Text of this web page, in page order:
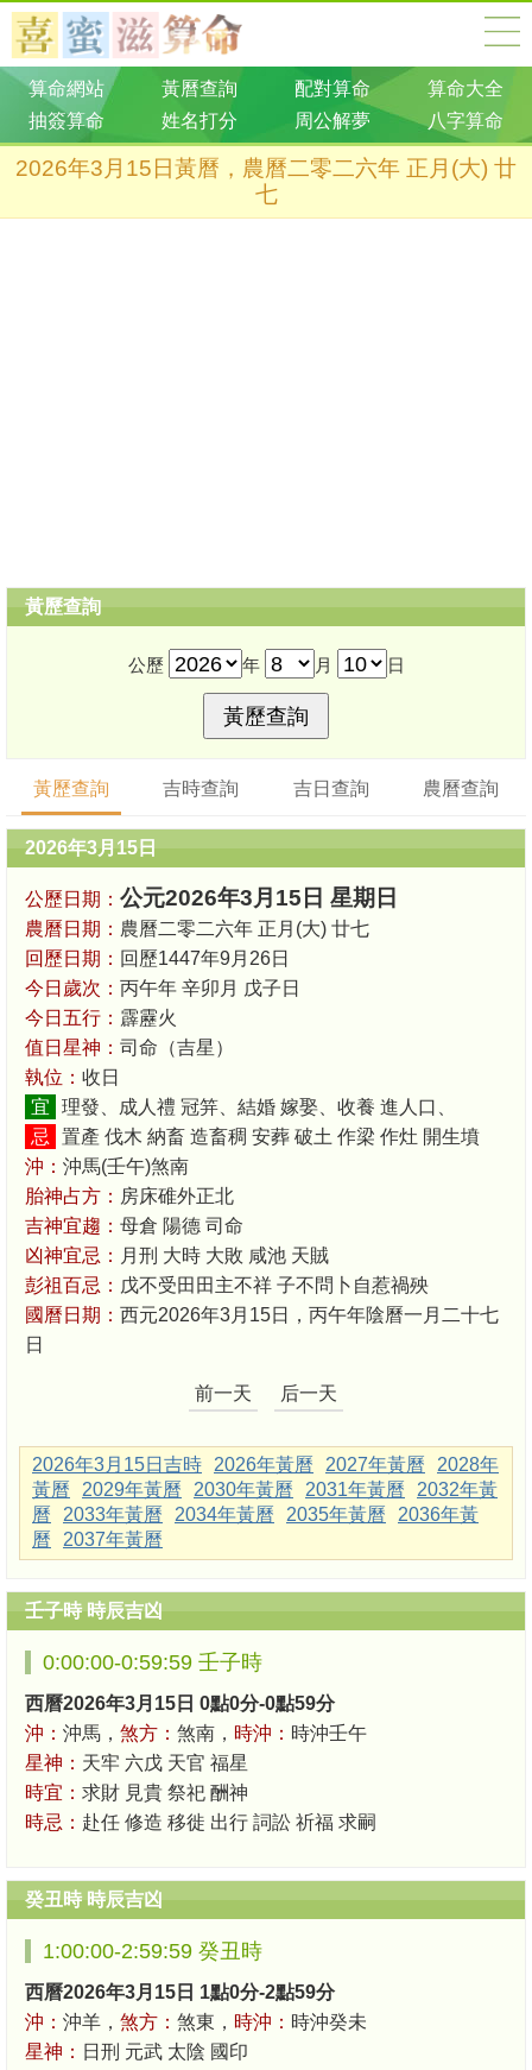
算命網站 黃曆查詢 配對算命
算命大全
抽簽算命
姓名打分 周公解夢 八字算命
2026年3月15日黃曆，農曆二零二六年 正月(大) 廿
七
黃歷查詢
公歷 年 月 日
黃歷查詢 吉時查詢 吉日查詢 農曆查詢
2026年3月15日
公歷日期： 公元2026年3月15日 星期日
農曆日期： 農曆二零二六年 正月(大) 廿七
回歷日期： 回歷1447年9月26日
今日歲次： 丙午年 辛卯月 戊子日
今日五行： 霹靂火
值日星神： 司命（吉星）
執位： 收日
宜
理發、成人禮 冠笄、結婚 嫁娶、收養 進人口、
忌
置產 伐木 納畜 造畜稠 安葬 破土 作梁 作灶 開生墳
沖： 沖馬(壬午)煞南
胎神占方： 房床碓外正北
吉神宜趨： 母倉 陽德 司命
凶神宜忌： 月刑 大時 大敗 咸池 天賊
彭祖百忌： 戊不受田田主不祥 子不問卜自惹禍殃
國曆日期： 西元2026年3月15日，丙午年陰曆一月二十七
日
前一天 后一天
2026年3月15日吉時 2026年黃曆 2027年黃曆
2028年
黃曆
2029年黃曆 2030年黃曆 2031年黃曆
2032年黃
曆
2033年黃曆 2034年黃曆 2035年黃曆
2036年黃
曆
2037年黃曆
壬子時 時辰吉凶
0:00:00-0:59:59 壬子時
西曆2026年3月15日 0點0分-0點59分
沖： 沖馬， 煞方： 煞南， 時沖： 時沖壬午
星神： 天牢 六戊 天官 福星
時宜： 求財 見貴 祭祀 酬神
時忌： 赴任 修造 移徙 出行 詞訟 祈福 求嗣
癸丑時 時辰吉凶
1:00:00-2:59:59 癸丑時
西曆2026年3月15日 1點0分-2點59分
沖： 沖羊， 煞方： 煞東， 時沖： 時沖癸未
星神： 日刑 元武 太陰 國印